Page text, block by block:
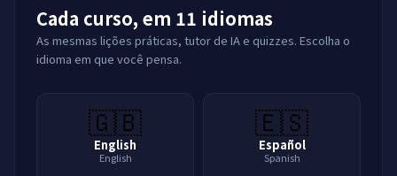
Cada curso, em 11 idiomas
As mesmas lições práticas, tutor de IA e quizzes. Escolha o
idioma em que você pensa.
🇬🇧
English
English
🇪🇸
Español
Spanish